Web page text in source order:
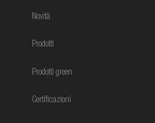
Novità
Prodotti
Prodotti green
Certificazioni